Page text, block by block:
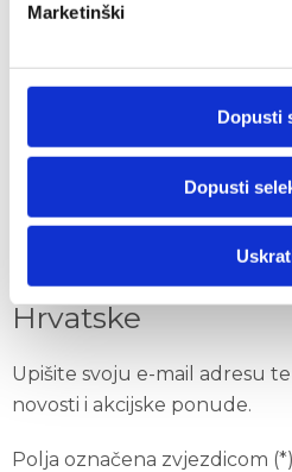
Marketinški
Dopusti
Dopusti
Društveno odgovorno
Politika kolačića
ISO certifikati
Primajte novosti i
Hrvatske
Upišite svoju e-mail adresu
novosti i akcijske ponude.
Polja označena zvjezdicom